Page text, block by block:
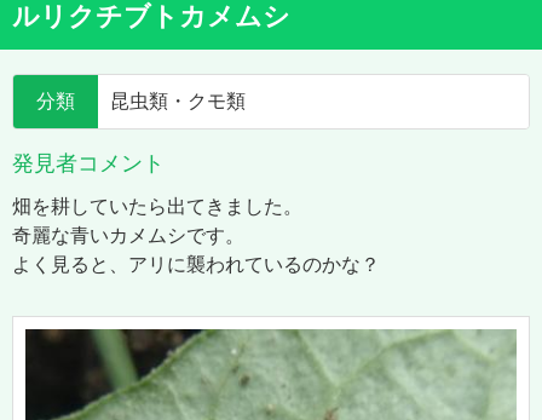
ルリクチブトカメムシ
分類 昆虫類・クモ類
発見者コメント
畑を耕していたら出てきました。
奇麗な青いカメムシです。
よく見ると、アリに襲われているのかな？